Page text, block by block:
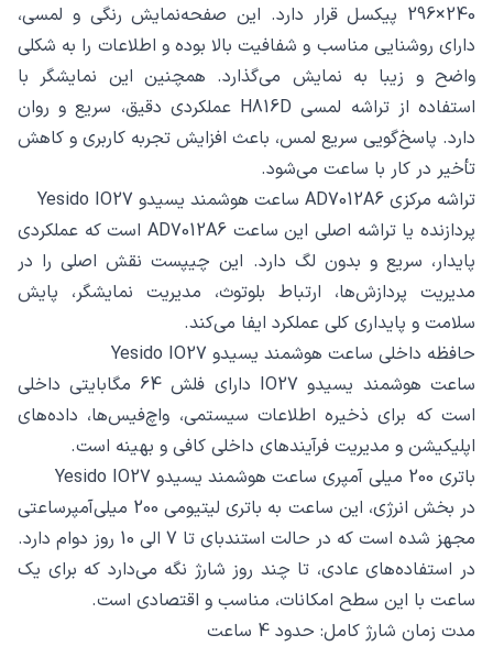
240×296 پیکسل قرار دارد. این صفحه‌نمایش رنگی و لمسی،
دارای روشنایی مناسب و شفافیت بالا بوده و اطلاعات را به شکلی
واضح و زیبا به نمایش می‌گذارد. همچنین این نمایشگر با
استفاده از تراشه لمسی H816D عملکردی دقیق، سریع و روان
دارد. پاسخ‌گویی سریع لمس، باعث افزایش تجربه کاربری و کاهش
تأخیر در کار با ساعت می‌شود.
تراشه مرکزی AD7012A6 ساعت هوشمند یسیدو Yesido IO27
پردازنده یا تراشه اصلی این ساعت AD7012A6 است که عملکردی
پایدار، سریع و بدون لگ دارد. این چیپست نقش اصلی را در
مدیریت پردازش‌ها، ارتباط بلوتوث، مدیریت نمایشگر، پایش
سلامت و پایداری کلی عملکرد ایفا می‌کند.
حافظه داخلی ساعت هوشمند یسیدو Yesido IO27
ساعت هوشمند یسیدو IO27 دارای فلش 64 مگابایتی داخلی
است که برای ذخیره اطلاعات سیستمی، واچ‌فیس‌ها، داده‌های
اپلیکیشن و مدیریت فرآیندهای داخلی کافی و بهینه است.
باتری 200 میلی‌ آمپری ساعت هوشمند یسیدو Yesido IO27
در بخش انرژی، این ساعت به باتری لیتیومی 200 میلی‌آمپرساعتی
مجهز شده است که در حالت استندبای تا 7 الی 10 روز دوام دارد.
در استفاده‌های عادی، تا چند روز شارژ نگه می‌دارد که برای یک
ساعت با این سطح امکانات، مناسب و اقتصادی است.
مدت زمان شارژ کامل: حدود 4 ساعت